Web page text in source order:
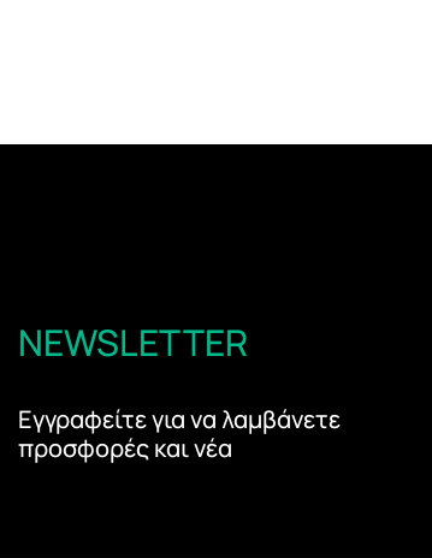
NEWSLETTER
Εγγραφείτε για να λαμβάνετε
προσφορές και νέα